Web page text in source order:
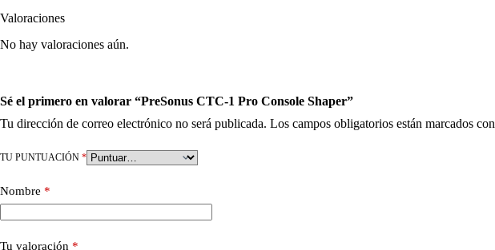
Valoraciones
No hay valoraciones aún.
Sé el primero en valorar “PreSonus CTC-1 Pro Console Shaper”
Tu dirección de correo electrónico no será publicada. Los campos obligatorios están marcados con
TU PUNTUACIÓN *
Nombre *
Tu valoración *